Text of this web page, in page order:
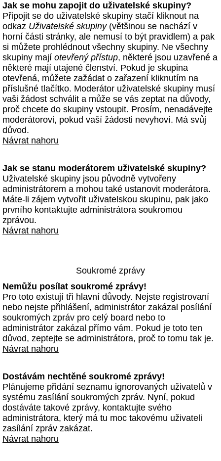
Jak se mohu zapojit do uživatelské skupiny?
Připojit se do uživatelské skupiny stačí kliknout na
odkaz Uživatelské skupiny(většinou se nachází v
horní části stránky, ale nemusí to být pravidlem) a pak
si můžete prohlédnout všechny skupiny. Ne všechny
skupiny mají otevřený přístup, některé jsou uzavřené a
některé mají utajené členství. Pokud je skupina
otevřená, můžete zažádat o zařazení kliknutím na
příslušné tlačítko. Moderátor uživatelské skupiny musí
vaši žádost schválit a může se vás zeptat na důvody,
proč chcete do skupiny vstoupit. Prosím, nenadávejte
moderátorovi, pokud vaší žádosti nevyhoví. Má svůj
důvod.
Návrat nahoru
Jak se stanu moderátorem uživatelské skupiny?
Uživatelské skupiny jsou původně vytvořeny
administrátorem a mohou také ustanovit moderátora.
Máte-li zájem vytvořit uživatelskou skupinu, pak jako
prvního kontaktujte administrátora soukromou
zprávou.
Návrat nahoru
Soukromé zprávy
Nemůžu posílat soukromé zprávy!
Pro toto existují tři hlavní důvody. Nejste registrovaní
nebo nejste přihlášení, administrátor zakázal posílání
soukromých zpráv pro celý board nebo to
administrátor zakázal přímo vám. Pokud je toto ten
důvod, zeptejte se administrátora, proč to tomu tak je.
Návrat nahoru
Dostávám nechtěné soukromé zprávy!
Plánujeme přidání seznamu ignorovaných uživatelů v
systému zasílání soukromých zpráv. Nyní, pokud
dostáváte takové zprávy, kontaktujte svého
administrátora, který má tu moc takovému uživateli
zasílání zpráv zakázat.
Návrat nahoru